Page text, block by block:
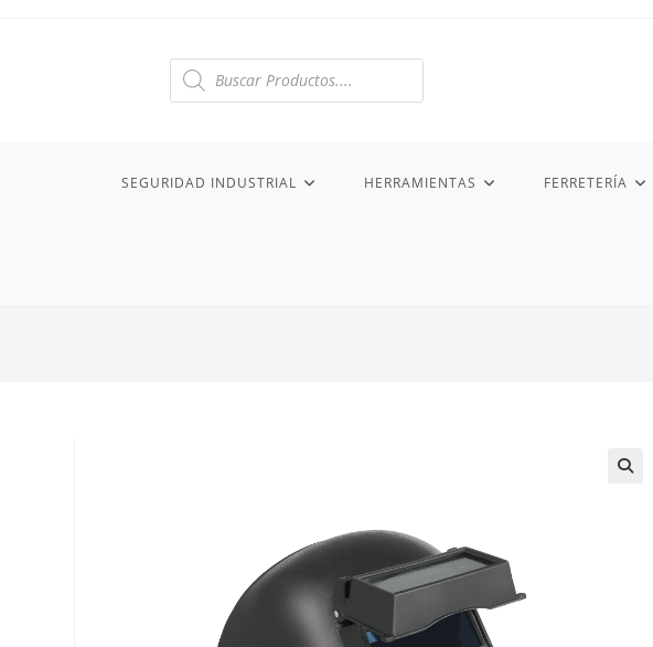
Búsqueda
SEGURIDAD INDUSTRIAL HERRAMIENTAS FERRETERÍA